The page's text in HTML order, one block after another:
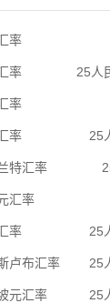
率
率 25人
率
率 25
特汇率
汇率
率 25
卢布汇率 25
元汇率 25